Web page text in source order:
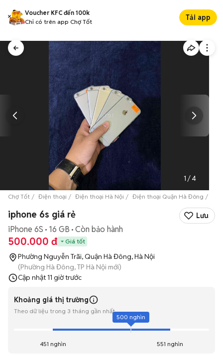
Voucher KFC đến 100k
Chỉ có trên app Chợ Tốt
Tải app
1 /4
Chợ Tốt Điện thoại Điện thoại Hà Nội Điện thoại Quận Hà Đông
iphone 6s giá rẻ Lưu
iPhone 6S 16 GB Còn bảo hành
500.000 đ Giá tốt
Phường Nguyễn Trãi, Quận Hà Đông, Hà Nội
(Phường Hà Đông, TP Hà Nội mới)
Cập nhật11 giờ trước
Khoảng giá thị trường
Theo dữ liệu trong 3 tháng gần nhất
451 nghìn 551 nghìn
500 nghìn